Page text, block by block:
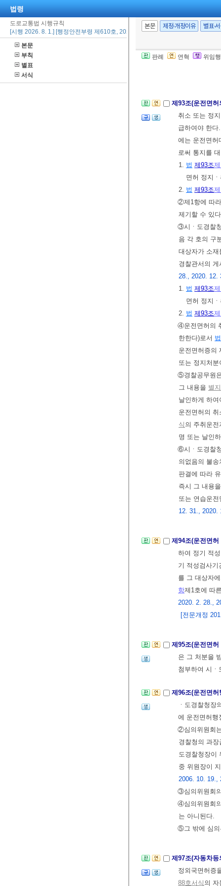
법령
도로교통법 시행규칙
[시행 2026. 8. 1.] [행정안전부령 제610호, 2026. 2. 24., 일부개정]
본문
부칙
별표
서식
본문 제정·개정이유 별표·
판례 연혁 위임
④경찰서장 또
다.<개정
제93조(운전면
취소 또는 정
급하여야 한
에는 운전면허
로써 통지를
1. 법 제93조
면허 정지
2. 법 제93조
②제1항에 따
제기할 수 있
③시ㆍ도경찰
음 각 호의 구
대상자가 소
경찰관서의
28., 2020. 12.
1. 법 제93조
면허 정지
2. 법 제93조
④운전면허의
한한다)로서 법
운전면허증의
또는 정지처
⑤경찰공무원
그 내용을 별
날인하게 하
운전면허의
식 의 주취운
명 또는 날인
⑥시ㆍ도경찰
의없음의 불
판결에 따라
즉시 그 내용
또는 연습운
12. 31., 2020.
제94조(운전면
하여 정기 적
기 적성검사
를 그 대상자
항제1호에 따
2020. 2. 28.,
[전문개정
제95조(운전면
은 그 처분을
첨부하여 시
제96조(운전면
ㆍ도경찰청
에 운전면허행
②심의위원회
경찰청의 과
도경찰청장이
중 위원장이
2006. 10. 19.,
③심의위원회
④심의위원회
는 아니된다.
⑤그 밖에 심의
제97조(자동차
정외국면허증
88호서식 의 자